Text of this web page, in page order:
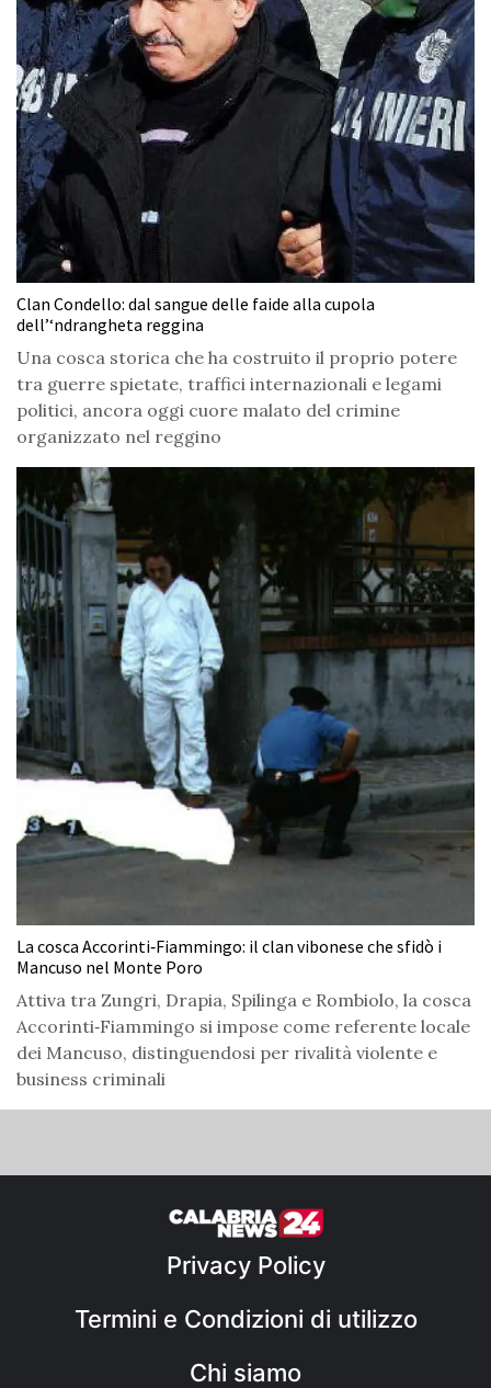
Clan Condello: dal sangue delle faide alla cupola
dell’‘ndrangheta reggina
Una cosca storica che ha costruito il proprio potere
tra guerre spietate, traffici internazionali e legami
politici, ancora oggi cuore malato del crimine
organizzato nel reggino
La cosca Accorinti‑Fiammingo: il clan vibonese che sfidò i
Mancuso nel Monte Poro
Attiva tra Zungri, Drapia, Spilinga e Rombiolo, la cosca
Accorinti‑Fiammingo si impose come referente locale
dei Mancuso, distinguendosi per rivalità violente e
business criminali
Privacy Policy
Termini e Condizioni di utilizzo
Chi siamo